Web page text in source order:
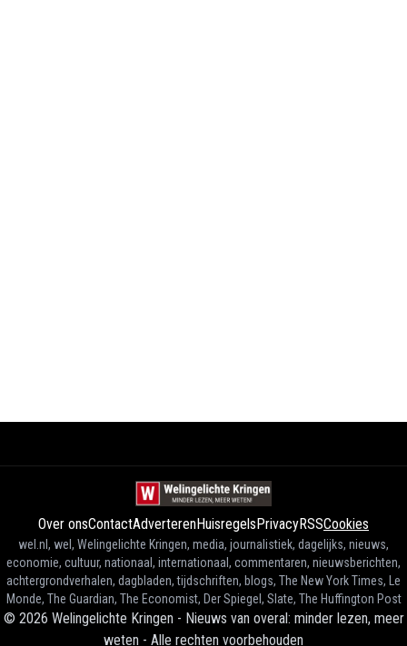
Over onsContactAdverterenHuisregelsPrivacyRSSCookies
wel.nl, wel, Welingelichte Kringen, media, journalistiek, dagelijks, nieuws,
economie, cultuur, nationaal, internationaal, commentaren, nieuwsberichten,
achtergrondverhalen, dagbladen, tijdschriften, blogs, The New York Times, Le
Monde, The Guardian, The Economist, Der Spiegel, Slate, The Huffington Post
© 2026 Welingelichte Kringen - Nieuws van overal: minder lezen, meer
weten - Alle rechten voorbehouden